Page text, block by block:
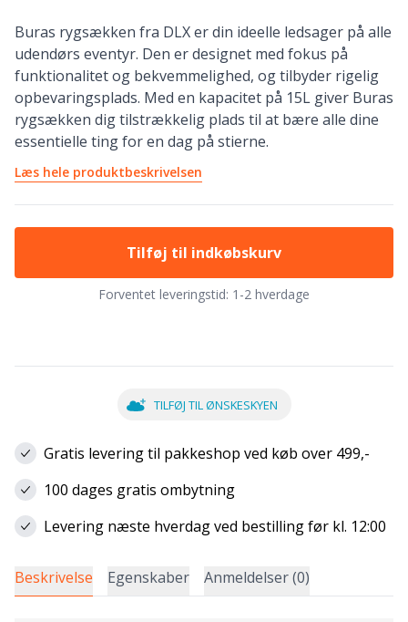
Buras rygsækken fra DLX er din ideelle ledsager på alle
udendørs eventyr. Den er designet med fokus på
funktionalitet og bekvemmelighed, og tilbyder rigelig
opbevaringsplads. Med en kapacitet på 15L giver Buras
rygsækken dig tilstrækkelig plads til at bære alle dine
essentielle ting for en dag på stierne.
Læs hele produktbeskrivelsen
Tilføj til indkøbskurv
Forventet leveringstid: 1-2 hverdage
TILFØJ TIL ØNSKESKYEN
Gratis levering til pakkeshop ved køb over 499,-
100 dages gratis ombytning
Levering næste hverdag ved bestilling før kl. 12:00
Beskrivelse Egenskaber Anmeldelser (0)